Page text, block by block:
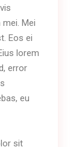
Mei
Eos ei
lorem
error
eu
sit